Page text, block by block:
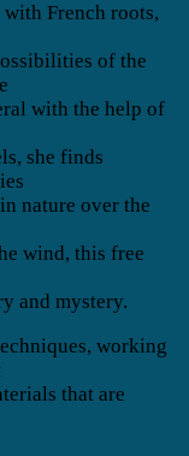
French roots,
of the
with the help of
she finds
nature over the
wind, this free
and mystery.
working
that are